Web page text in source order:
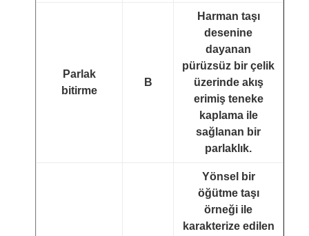
Parlak
bitirme
B
Harman taşı
desenine
dayanan
pürüzsüz bir çelik
üzerinde akış
erimiş teneke
kaplama ile
sağlanan bir
parlaklık.
Yönsel bir
öğütme taşı
örneği ile
karakterize edilen